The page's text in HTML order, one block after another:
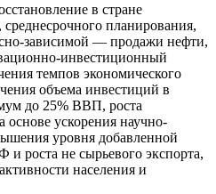
в стране
среднесрочного планирования,
зависимой — продажи нефти,
инвестиционный
темпов экономического
объема инвестиций в
до 25% ВВП, роста
основе ускорения научно-
уровня добавленной
роста не сырьевого экспорта,
населения и